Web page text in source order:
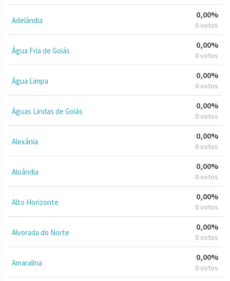
Adelândia
0,00%
0 votos
Água Fria de Goiás
0,00%
0 votos
Água Limpa
0,00%
0 votos
Águas Lindas de Goiás
0,00%
0 votos
Alexânia
0,00%
0 votos
Aloândia
0,00%
0 votos
Alto Horizonte
0,00%
0 votos
Alvorada do Norte
0,00%
0 votos
Amaralina
0,00%
0 votos